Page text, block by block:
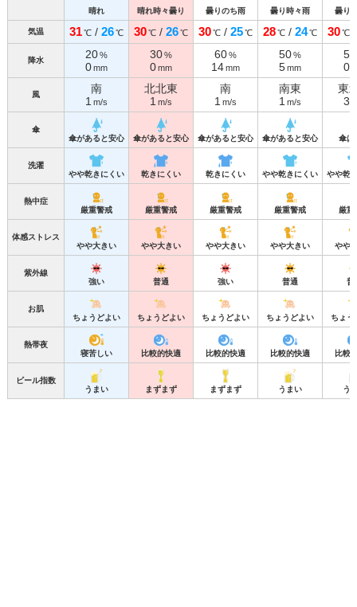
晴れ 晴れ時々曇り 曇りのち雨 曇り時々雨 曇り
気温 31℃/ 26℃ 30℃/ 26℃ 30℃/ 25℃ 28℃/ 24℃ 30℃
降水 20%
0mm
30%
0mm
60%
14mm
50%
5mm
50
0
風
南
1 m/s
北北東
1 m/s
南
1 m/s
南東
1 m/s
東
3
傘
傘があると安心
傘があると安心 傘があると安心 傘があると安心 傘は
洗濯
やや乾きにくい
乾きにくい 乾きにくい やや乾きにくい やや乾
熱中症
厳重警戒
厳重警戒 厳重警戒 厳重警戒 厳重
体感ストレス
やや大きい
やや大きい やや大きい やや大きい やや
紫外線
強い
普通 強い 普通 普
お肌
ちょうどよい
ちょうどよい ちょうどよい ちょうどよい ちょう
熱帯夜
寝苦しい
比較的快適 比較的快適 比較的快適 比較
ビール指数
うまい
まずまず まずまず うまい う